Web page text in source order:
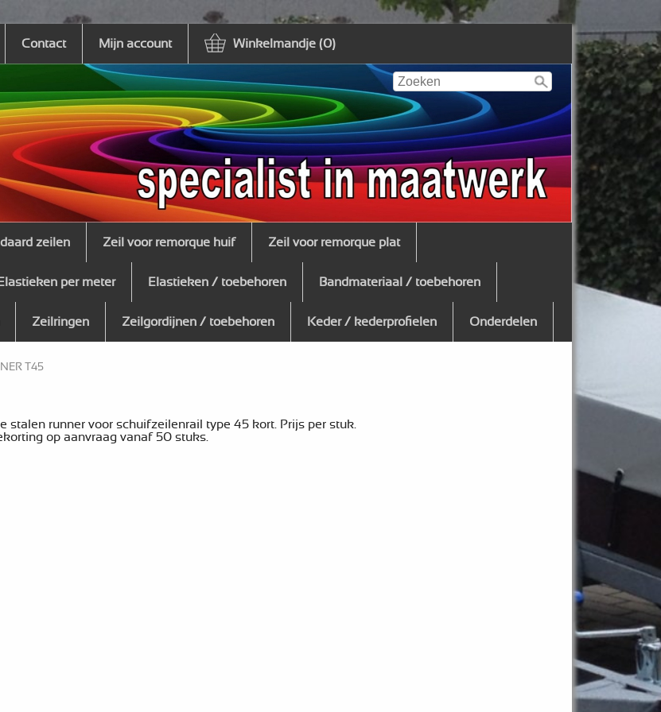
Contact Mijn account Winkelmandje (0)
zeilen Zeil voor remorque huif Zeil voor remorque plat
Elastieken per meter Elastieken / toebehoren Bandmateriaal / toebehoren
Zeilringen Zeilgordijnen / toebehoren Keder / kederprofielen Onderdelen
T45
stalen runner voor schuifzeilenrail type 45 kort. Prijs per stuk.
op aanvraag vanaf 50 stuks.